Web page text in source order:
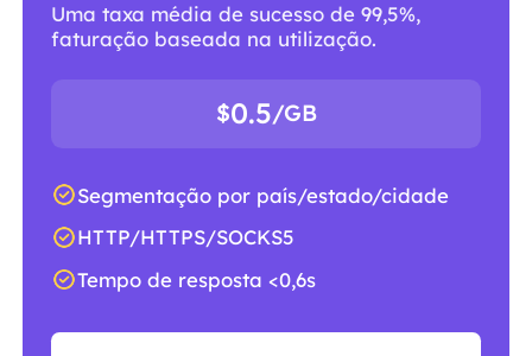
Uma taxa média de sucesso de 99,5%,
faturação baseada na utilização.
$0.5/GB
Segmentação por país/estado/cidade
HTTP/HTTPS/SOCKS5
Tempo de resposta <0,6s